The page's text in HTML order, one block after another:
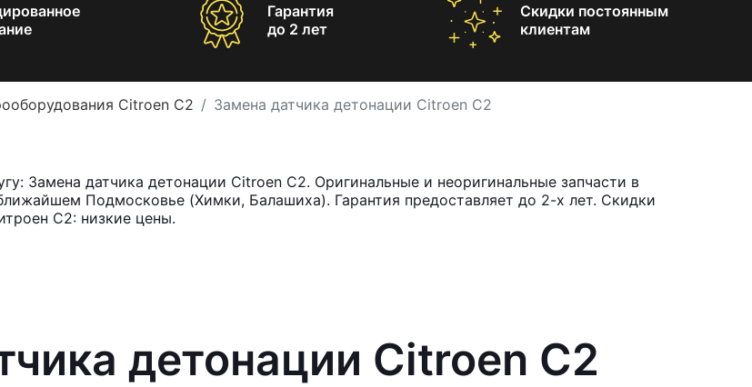
Гарантия
до 2 лет
Скидки постоянным
клиентам
Citroen C2 Замена датчика детонации Citroen C2
Замена датчика детонации Citroen C2. Оригинальные и неоригинальные запчасти в
Подмосковье (Химки, Балашиха). Гарантия предоставляет до 2-х лет. Скидки
С2: низкие цены.
детонации Citroen C2